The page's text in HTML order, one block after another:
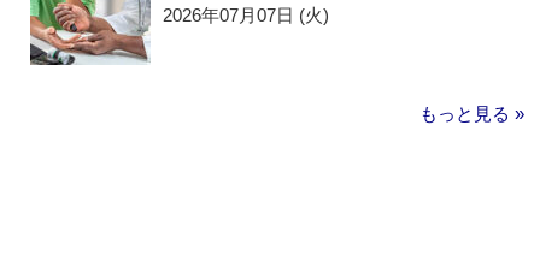
2026年07月07日 (火)
もっと見る »